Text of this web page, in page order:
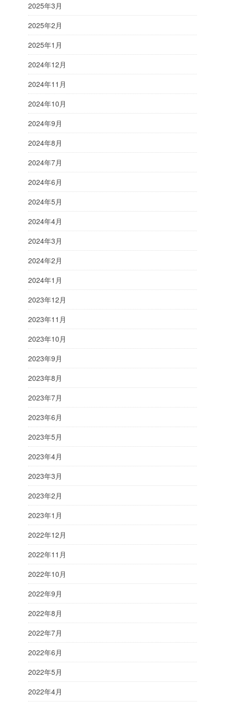
2025年3月
2025年2月
2025年1月
2024年12月
2024年11月
2024年10月
2024年9月
2024年8月
2024年7月
2024年6月
2024年5月
2024年4月
2024年3月
2024年2月
2024年1月
2023年12月
2023年11月
2023年10月
2023年9月
2023年8月
2023年7月
2023年6月
2023年5月
2023年4月
2023年3月
2023年2月
2023年1月
2022年12月
2022年11月
2022年10月
2022年9月
2022年8月
2022年7月
2022年6月
2022年5月
2022年4月